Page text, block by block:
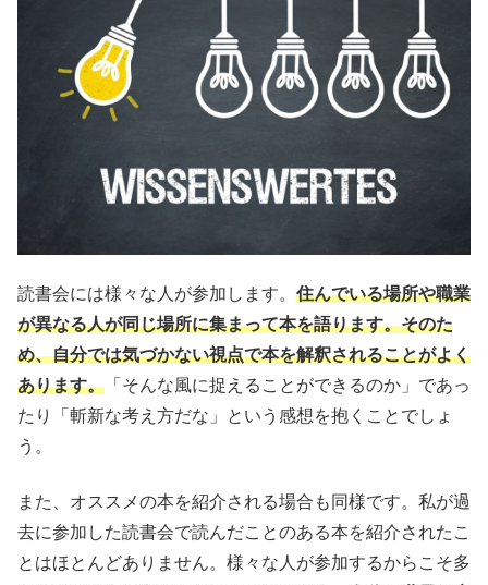
読書会には様々な人が参加します。 住んでいる場所や職業
が異なる人が同じ場所に集まって本を語ります。そのた
め、自分では気づかない視点で本を解釈されることがよく
あります。 「そんな風に捉えることができるのか」であっ
たり「斬新な考え方だな」という感想を抱くことでしょ
う。
また、オススメの本を紹介される場合も同様です。私が過
去に参加した読書会で読んだことのある本を紹介されたこ
とはほとんどありません。様々な人が参加するからこそ多